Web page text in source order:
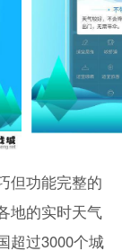
但功能完整的
地的实时天气
超过3000个城